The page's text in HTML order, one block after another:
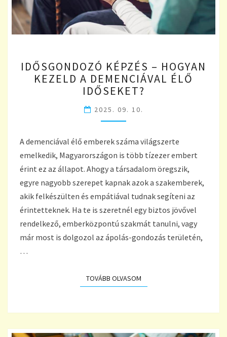
KÉPZÉS
–
HOGYAN
A
DEMENCIÁVAL
IDŐSEKET?
IDŐSGONDOZÓ KÉPZÉS – HOGYAN
KEZELD A DEMENCIÁVAL ÉLŐ
IDŐSEKET?
2025. 09. 10.
A demenciával élő emberek száma világszerte
emelkedik, Magyarországon is több tízezer embert
érint ez az állapot. Ahogy a társadalom öregszik,
egyre nagyobb szerepet kapnak azok a szakemberek,
akik felkészülten és empátiával tudnak segíteni az
érintetteknek. Ha te is szeretnél egy biztos jövővel
rendelkező, emberközpontú szakmát tanulni, vagy
már most is dolgozol az ápolás-gondozás területén,
…
TOVÁBB OLVASOMTOVÁBB OLVASOM